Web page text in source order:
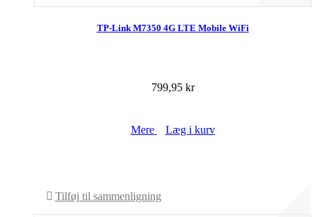
TP-Link M7350 4G LTE Mobile WiFi
799,95 kr
Mere Læg i kurv
Tilføj til sammenligning